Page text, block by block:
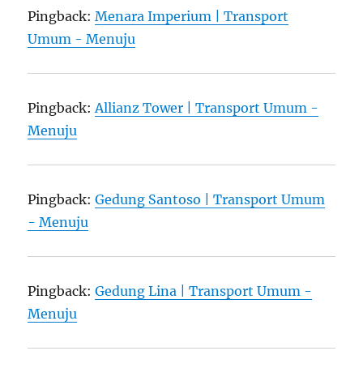
Pingback:Menara Imperium | Transport
Umum - Menuju
Pingback:Allianz Tower | Transport Umum -
Menuju
Pingback:Gedung Santoso | Transport Umum
- Menuju
Pingback:Gedung Lina | Transport Umum -
Menuju